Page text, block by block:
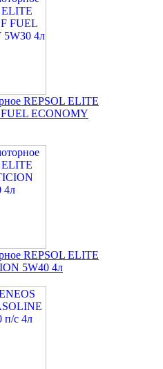
REPSOL ELITE
ECONOMY
REPSOL ELITE
5W40 4л